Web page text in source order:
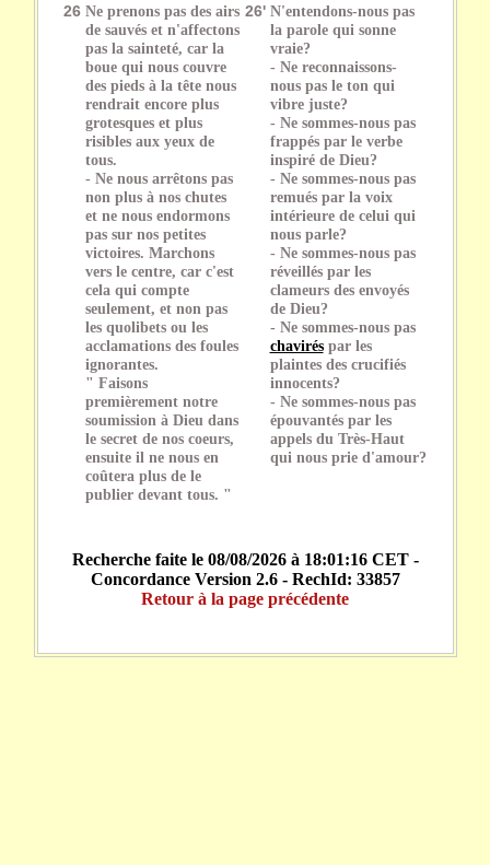
26 Ne prenons pas des airs
de sauvés et n'affectons
pas la sainteté, car la
boue qui nous couvre
des pieds à la tête nous
rendrait encore plus
grotesques et plus
risibles aux yeux de
tous.
- Ne nous arrêtons pas
non plus à nos chutes
et ne nous endormons
pas sur nos petites
victoires. Marchons
vers le centre, car c'est
cela qui compte
seulement, et non pas
les quolibets ou les
acclamations des foules
ignorantes.
" Faisons
premièrement notre
soumission à Dieu dans
le secret de nos coeurs,
ensuite il ne nous en
coûtera plus de le
publier devant tous. "
26' N'entendons-nous pas
la parole qui sonne
vraie?
- Ne reconnaissons-
nous pas le ton qui
vibre juste?
- Ne sommes-nous pas
frappés par le verbe
inspiré de Dieu?
- Ne sommes-nous pas
remués par la voix
intérieure de celui qui
nous parle?
- Ne sommes-nous pas
réveillés par les
clameurs des envoyés
de Dieu?
- Ne sommes-nous pas
chaviréspar les
plaintes des crucifiés
innocents?
- Ne sommes-nous pas
épouvantés par les
appels du Très-Haut
qui nous prie d'amour?
Recherche faite le 08/08/2026 à 18:01:16 CET -
Concordance Version 2.6 - RechId: 33857
Retour à la page précédente